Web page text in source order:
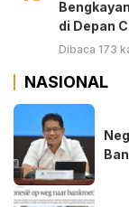
di Depan
Dibaca 173
NASIONAL